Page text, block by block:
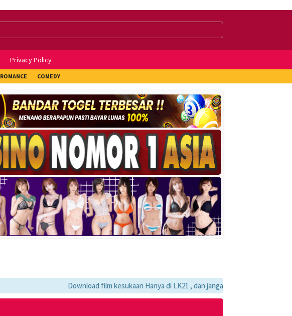
Privacy Policy
ROMANCE COMEDY
Download film kesukaan Hanya di LK21 , dan jangan lupa bookmark ya :)